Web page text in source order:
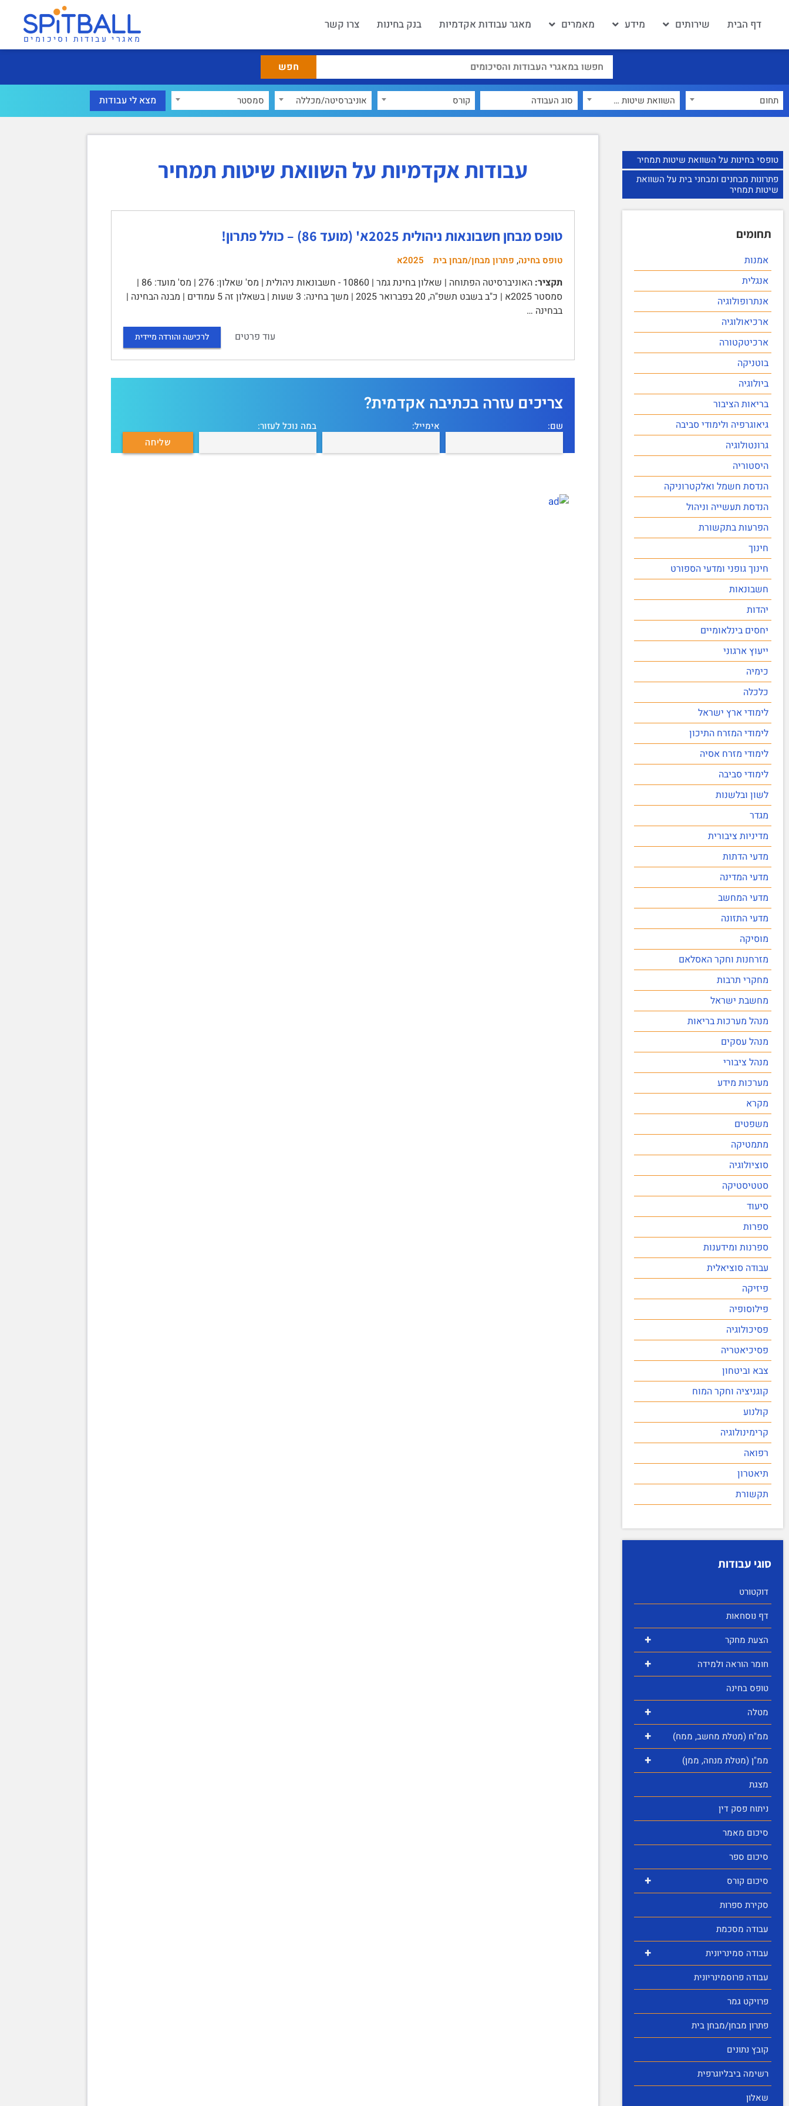
דף הבית שירותים מידע מאמרים מאגר עבודות אקדמיות בנק בחינות צרו קשר
מאגרי עבודות וסיכומים
תחום השוואת שיטות תמחיר קורס אוניברסיטה/מכללה סמסטר
טופסי בחינות על השוואת שיטות תמחיר
פתרונות מבחנים ומבחני בית על השוואת
שיטות תמחיר
תחומים
אמנות
אנגלית
אנתרופולוגיה
ארכיאולוגיה
ארכיטקטורה
בוטניקה
ביולוגיה
בריאות הציבור
גיאוגרפיה ולימודי סביבה
גרונטולוגיה
היסטוריה
הנדסת חשמל ואלקטרוניקה
הנדסת תעשייה וניהול
הפרעות בתקשורת
חינוך
חינוך גופני ומדעי הספורט
חשבונאות
יהדות
יחסים בינלאומיים
ייעוץ ארגוני
כימיה
כלכלה
לימודי ארץ ישראל
לימודי המזרח התיכון
לימודי מזרח אסיה
לימודי סביבה
לשון ובלשנות
מגדר
מדיניות ציבורית
מדעי הדתות
מדעי המדינה
מדעי המחשב
מדעי התזונה
מוסיקה
מזרחנות וחקר האסלאם
מחקרי תרבות
מחשבת ישראל
מנהל מערכות בריאות
מנהל עסקים
מנהל ציבורי
מערכות מידע
מקרא
משפטים
מתמטיקה
סוציולוגיה
סטטיסטיקה
סיעוד
ספרות
ספרנות ומידענות
עבודה סוציאלית
פיזיקה
פילוסופיה
פסיכולוגיה
פסיכיאטריה
צבא וביטחון
קוגניציה וחקר המוח
קולנוע
קרימינולוגיה
רפואה
תיאטרון
תקשורת
סוגי עבודות
דוקטורט
דף נוסחאות
+ הצעת מחקר
+
חומר הוראה ולמידה
טופס בחינה
+ מטלה
+ ממ"ח (מטלת מחשב, ממח)
+
ממ"ן (מטלת מנחה, ממן)
מצגת
ניתוח פסק דין
סיכום מאמר
סיכום ספר
+
סיכום קורס
סקירת ספרות
עבודה מסכמת
+
עבודה סמינריונית
עבודה פרוסמינריונית
פרויקט גמר
פתרון מבחן/מבחן בית
קובץ נתונים
רשימה ביבליוגרפית
שאלון
עבודות אקדמיות על השוואת שיטות תמחיר
טופס מבחן חשבונאות ניהולית 2025א' (מועד 86) – כולל פתרון!
טופס בחינה, פתרון מבחן/מבחן בית 2025א
תקציר:
האוניברסיטה הפתוחה | שאלון בחינת גמר | 10860 - חשבונאות ניהולית | מס' שאלון: 276 | מס' מועד: 86 |
סמסטר 2025א | כ"ב בשבט תשפ"ה, 20 בפברואר 2025 | משך בחינה: 3 שעות | בשאלון זה 5 עמודים | מבנה הבחינה |
בבחינה …
עוד פרטים
לרכישה והורדה מיידית
צריכים עזרה בכתיבה אקדמית?
שם: אימייל: במה נוכל לעזור: